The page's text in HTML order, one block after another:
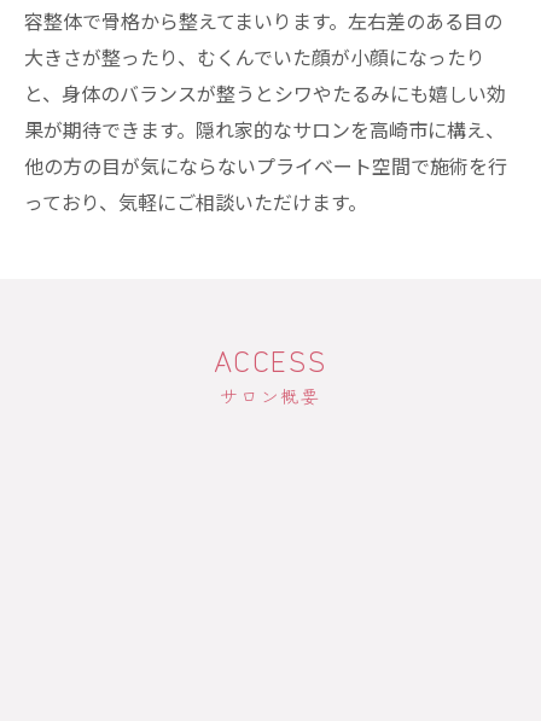
容整体で骨格から整えてまいります。左右差のある目の
大きさが整ったり、むくんでいた顔が小顔になったり
と、身体のバランスが整うとシワやたるみにも嬉しい効
果が期待できます。隠れ家的なサロンを高崎市に構え、
他の方の目が気にならないプライベート空間で施術を行
っており、気軽にご相談いただけます。
サロン概要
ACCESS